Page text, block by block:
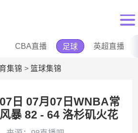
CBA直播 足球 英超直播
集锦 > 篮球集锦
日 07月07日WNBA常
暴 82 - 64 洛杉矶火花